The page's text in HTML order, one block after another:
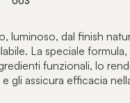
luminoso, dal finish
La speciale formula,
funzionali, lo
gli assicura efficacia